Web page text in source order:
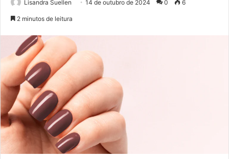
Lisandra Suellen 14 de outubro de 2024 0 6
2 minutos de leitura